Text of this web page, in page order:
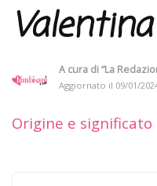
Valentina
A cura di“La
Aggiornato il 09/01/
Origine e